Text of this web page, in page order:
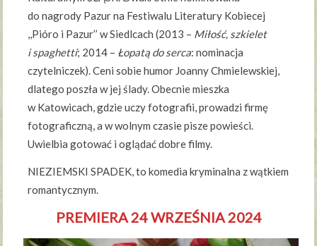
do nagrody Pazur na Festiwalu Literatury Kobiecej
,,Pióro i Pazur’’ w Siedlcach (2013 – Miłość, szkielet
i spaghetti; 2014 – Łopatą do serca: nominacja
czytelniczek). Ceni sobie humor Joanny Chmielewskiej,
dlatego poszła w jej ślady. Obecnie mieszka
w Katowicach, gdzie uczy fotografii, prowadzi firmę
fotograficzną, a w wolnym czasie pisze powieści.
Uwielbia gotować i oglądać dobre filmy.
NIEZIEMSKI SPADEK, to komedia kryminalna z wątkiem
romantycznym.
PREMIERA 24 WRZEŚNIA 2024